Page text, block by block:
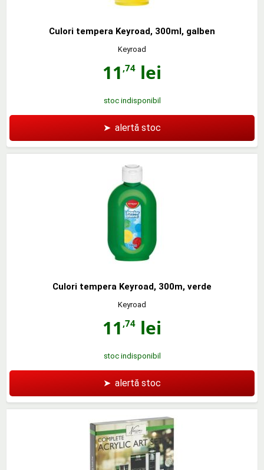
Culori tempera Keyroad, 300ml, galben
Keyroad
11 ,74 lei
stoc indisponibil
➤ alertă stoc
Culori tempera Keyroad, 300m, verde
Keyroad
11 ,74 lei
stoc indisponibil
➤ alertă stoc